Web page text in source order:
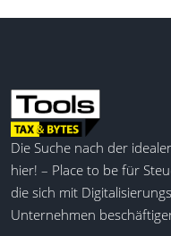
Die Suche nach der
hier! – Place to be für
die sich mit
Unternehmen